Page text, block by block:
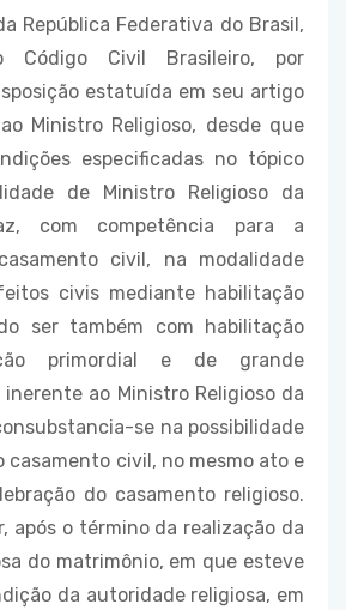
República Federativa do Brasil,
Código Civil Brasileiro, por
estatuída em seu artigo
Ministro Religioso, desde que
especificadas no tópico
de Ministro Religioso da
com competência para a
civil, na modalidade
civis mediante habilitação
ser também com habilitação
primordial e de grande
ao Ministro Religioso da
se na possibilidade
casamento civil, no mesmo ato e
do casamento religioso.
após o término da realização da
do matrimônio, em que esteve
da autoridade religiosa, em